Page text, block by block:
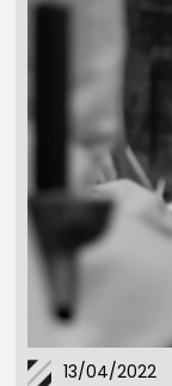
13/04/2022